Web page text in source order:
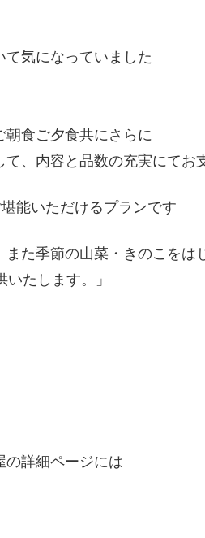
気になっていました
朝食ご夕食共にさらに
、内容と品数の充実にてお
能いただけるプランです
た季節の山菜・きのこをは
たします。」
の詳細ページには